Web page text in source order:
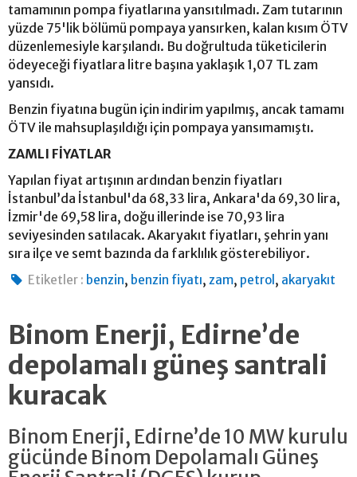
tamamının pompa fiyatlarına yansıtılmadı. Zam tutarının
yüzde 75'lik bölümü pompaya yansırken, kalan kısım ÖTV
düzenlemesiyle karşılandı. Bu doğrultuda tüketicilerin
ödeyeceği fiyatlara litre başına yaklaşık 1,07 TL zam
yansıdı.
Benzin fiyatına bugün için indirim yapılmış, ancak tamamı
ÖTV ile mahsuplaşıldığı için pompaya yansımamıştı.
ZAMLI FİYATLAR
Yapılan fiyat artışının ardından benzin fiyatları
İstanbul’da İstanbul'da 68,33 lira, Ankara'da 69,30 lira,
İzmir'de 69,58 lira, doğu illerinde ise 70,93 lira
seviyesinden satılacak. Akaryakıt fiyatları, şehrin yanı
sıra ilçe ve semt bazında da farklılık gösterebiliyor.
Etiketler : benzin, benzin fiyatı, zam, petrol , akaryakıt
Binom Enerji, Edirne’de
depolamalı güneş santrali
kuracak
Binom Enerji, Edirne’de 10 MW kurulu
gücünde Binom Depolamalı Güneş